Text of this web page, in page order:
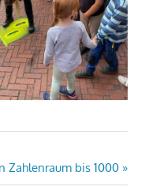
Zahlenraum bis 1000